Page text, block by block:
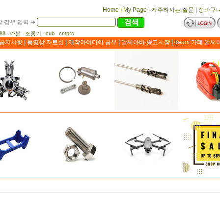
Home My Page 자주하시는 질문
장바구
경우 입력 ➔
카본 조종기 cub cmpro
공지사항 동영상 자료실 제작아이디어 공유 알씨하비 중고시장 daum 카페 알씨